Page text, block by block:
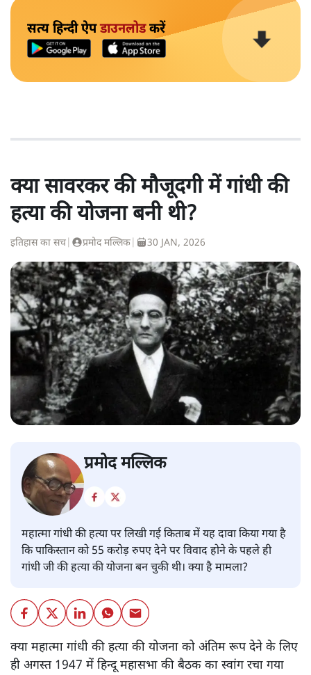
सत्य हिन्दी ऐपडाउनलोडकरें
क्या सावरकर की मौजूदगी में गांधी की
हत्या की योजना बनी थी?
इतिहास का सच प्रमोद मल्लिक 30 JAN, 2026
प्रमोद मल्लिक
महात्मा गांधी की हत्या पर लिखी गई किताब में यह दावा किया गया है
कि पाकिस्तान को 55 करोड़ रुपए देने पर विवाद होने के पहले ही
गांधी जी की हत्या की योजना बन चुकी थी। क्या है मामला?
क्या महात्मा गांधी की हत्या की योजना को अंतिम रूप देने के लिए
ही अगस्त 1947 में हिन्दू महासभा की बैठक का स्वांग रचा गया